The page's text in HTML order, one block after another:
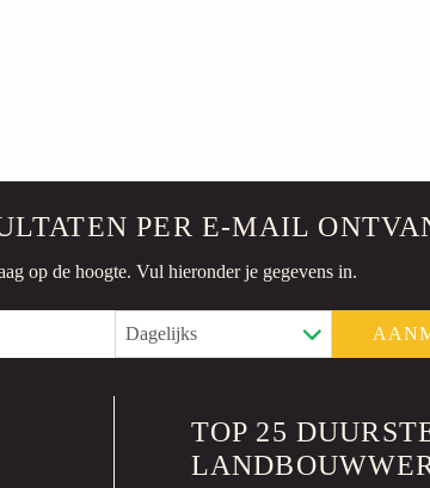
FRONTSCHUIF /
€3.375 EXCL.
NEW HOLLAND
PER E-MAIL
op de hoogte. Vul hieronder je gegevens in.
TOP 25